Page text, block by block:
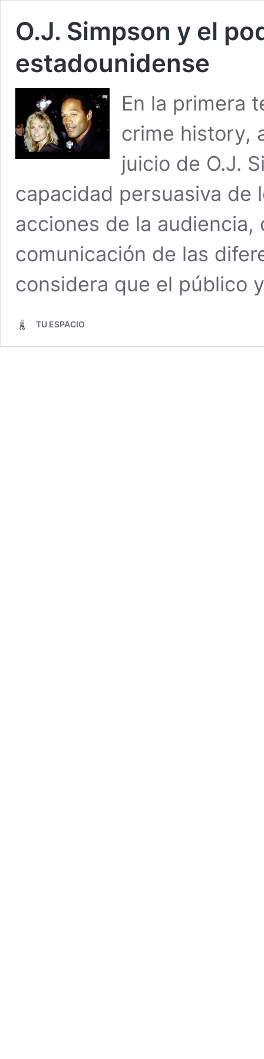
O.J. Simpson y el
estadounidense
En la primera
crime history,
juicio de O.J.
capacidad persuasiva de
acciones de la
comunicación de las
considera que el público
TU ESPACIO